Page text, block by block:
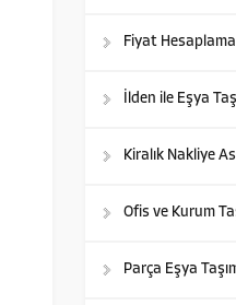
Fiyat Hesaplama
İlden ile Eşya
Kiralık Nakliye
Ofis ve Kurum
Parça Eşya